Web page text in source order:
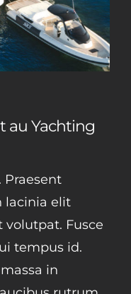
au Yachting
lacinia elit
Fusce
tempus id.
in